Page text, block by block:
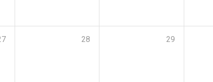
28 29